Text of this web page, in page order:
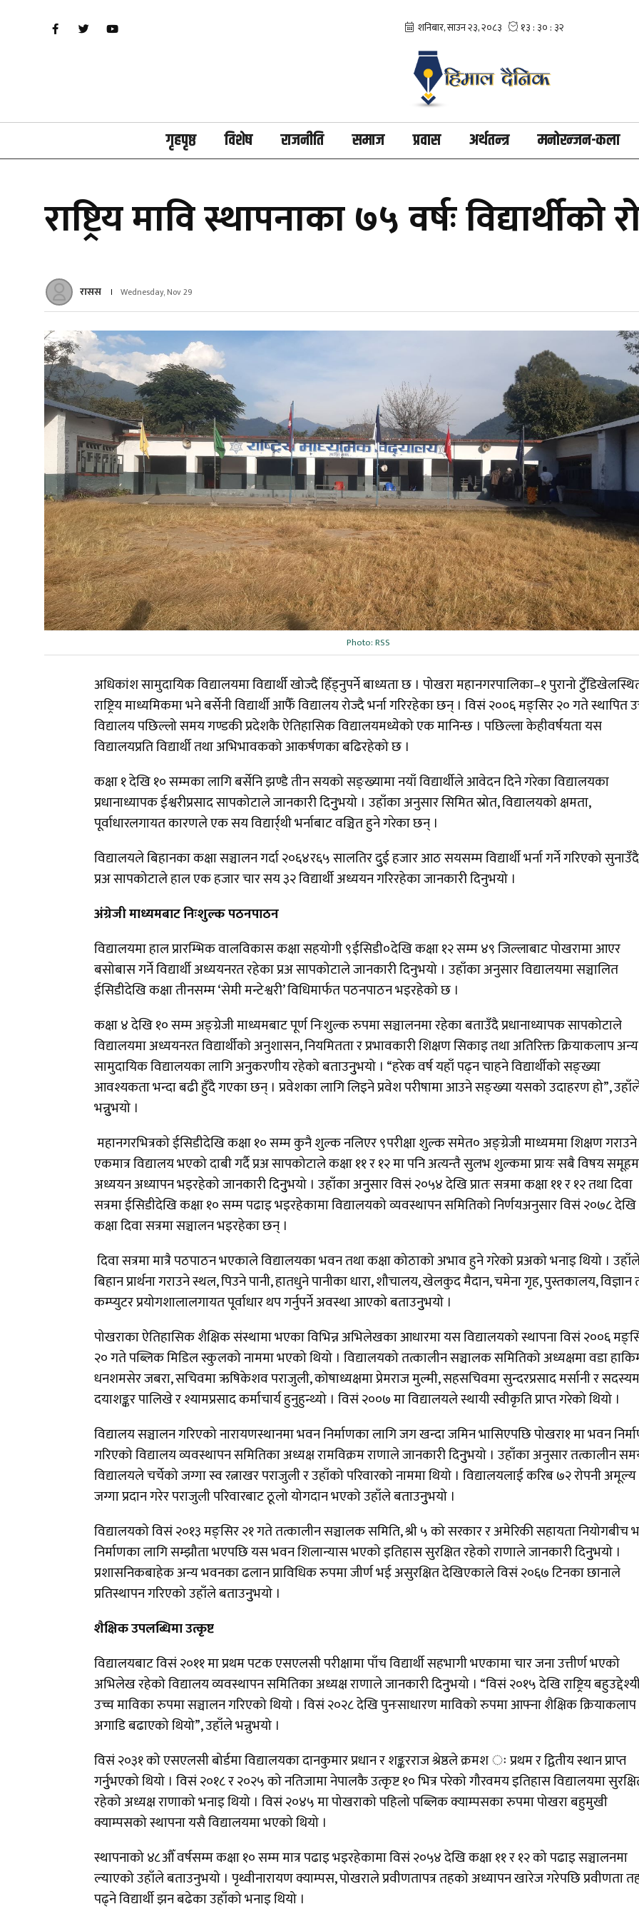
गृहपृष्ठ विशेष राजनीति समाज प्रवास अर्थतन्त्र मनोरन्जन-कला
राष्ट्रिय मावि स्थापनाका ७५ वर्षः विद्यार्थीको
रासस Wednesday, Nov 29
Photo: RSS
अधिकांश सामुदायिक विद्यालयमा विद्यार्थी खोज्दै हिँड्नुपर्ने बाध्यता छ । पोखरा महानगरपालिका–१ पुरानो
राष्ट्रिय माध्यमिकमा भने बर्सेनी विद्यार्थी आफैँ विद्यालय रोज्दै भर्ना गरिरहेका छन् । विसं २००६ मङ्सिर २० गते स्थापित
विद्यालय पछिल्लो समय गण्डकी प्रदेशकै ऐतिहासिक विद्यालयमध्येको एक मानिन्छ । पछिल्ला केहीवर्षयता यस
विद्यालयप्रति विद्यार्थी तथा अभिभावकको आकर्षणका बढिरहेको छ ।
कक्षा १ देखि १० सम्मका लागि बर्सेनि झण्डै तीन सयको सङ्ख्यामा नयाँ विद्यार्थीले आवेदन दिने गरेका विद्यालयका
प्रधानाध्यापक ईश्वरीप्रसाद सापकोटाले जानकारी दिनुुभयो । उहाँका अनुसार सिमित स्रोत, विद्यालयको क्षमता,
पूर्वाधारलगायत कारणले एक सय विद्यार्र्थी भर्नाबाट वञ्चित हुने गरेका छन् ।
विद्यालयले बिहानका कक्षा सञ्चालन गर्दा २०६४र६५ सालतिर दुुई हजार आठ सयसम्म विद्यार्थी भर्ना गर्ने गरिएको सुनाउँदै
प्रअ सापकोटाले हाल एक हजार चार सय ३२ विद्यार्थी अध्ययन गरिरहेका जानकारी दिनुभयो ।
अंग्रेजी माध्यमबाट निःशुल्क पठनपाठन
विद्यालयमा हाल प्रारम्भिक वालविकास कक्षा सहयोगी ९ईसिडी०देखि कक्षा १२ सम्म ४९ जिल्लाबाट पोखरामा आएर
बसोबास गर्ने विद्यार्थी अध्ययनरत रहेका प्रअ सापकोटाले जानकारी दिनुभयो । उहाँका अनुसार विद्यालयमा सञ्चालित
ईसिडीदेखि कक्षा तीनसम्म ‘सेमी मन्टेश्वरी’ विधिमार्फत पठनपाठन भइरहेको छ ।
कक्षा ४ देखि १० सम्म अङ्ग्रेजी माध्यमबाट पूर्ण निःशुल्क रुपमा सञ्चालनमा रहेका बताउँदै प्रधानाध्यापक सापकोटाले
विद्यालयमा अध्ययनरत विद्यार्थीको अनुशासन, नियमितता र प्रभावकारी शिक्षण सिकाइ तथा अतिरिक्त क्रियाकलाप अन्य
सामुदायिक विद्यालयका लागि अनुकरणीय रहेको बताउनुुभयो । “हरेक वर्ष यहाँ पढ्न चाहने विद्यार्थीको सङ्ख्या
आवश्यकता भन्दा बढी हुँदै गएका छन् । प्रवेशका लागि लिइने प्रवेश परीषामा आउने सङ्ख्या यसको उदाहरण हो”,
भन्नुुभयो ।
महानगरभित्रको ईसिडीदेखि कक्षा १० सम्म कुनै शुल्क नलिएर ९परीक्षा शुल्क समेत० अङ्ग्रेजी माध्यममा शिक्षण गराउने
एकमात्र विद्यालय भएको दाबी गर्दै प्रअ सापकोटाले कक्षा ११ र १२ मा पनि अत्यन्तै सुलभ शुल्कमा प्रायः सबै विषय
अध्ययन अध्यापन भइरहेको जानकारी दिनुुभयो । उहाँका अनुुसार विसं २०५४ देखि प्रातः सत्रमा कक्षा ११ र १२ तथा दिवा
सत्रमा ईसिडीदेखि कक्षा १० सम्म पढाइ भइरहेकामा विद्यालयको व्यवस्थापन समितिको निर्णयअनुसार विसं २०७८
कक्षा दिवा सत्रमा सञ्चालन भइरहेका छन् ।
दिवा सत्रमा मात्रै पठपाठन भएकाले विद्यालयका भवन तथा कक्षा कोठाको अभाव हुने गरेको प्रअको भनाइ थियो ।
बिहान प्रार्थना गराउने स्थल, पिउने पानी, हातधुने पानीका धारा, शौचालय, खेलकुद मैदान, चमेना गृह, पुस्तकालय, विज्ञान
कम्प्युटर प्रयोगशालालगायत पूर्वाधार थप गर्नुपर्ने अवस्था आएको बताउनुुभयो ।
पोखराका ऐतिहासिक शैक्षिक संस्थामा भएका विभिन्न अभिलेखका आधारमा यस विद्यालयको स्थापना विसं २००६
२० गते पब्लिक मिडिल स्कुलको नाममा भएको थियो । विद्यालयको तत्कालीन सञ्चालक समितिको अध्यक्षमा वडा
धनशमसेर जबरा, सचिवमा ऋषिकेशव पराजुली, कोषाध्यक्षमा प्रेमराज मुल्मी, सहसचिवमा सुन्दरप्रसाद मर्सानी र
दयाशङ्कर पालिखे र श्यामप्रसाद कर्माचार्य हुनुहुन्थ्यो । विसं २००७ मा विद्यालयले स्थायी स्वीकृति प्राप्त गरेको थियो ।
विद्यालय सञ्चालन गरिएको नारायणस्थानमा भवन निर्माणका लागि जग खन्दा जमिन भासिएपछि पोखरा१ मा भवन
गरिएको विद्यालय व्यवस्थापन समितिका अध्यक्ष रामविक्रम राणाले जानकारी दिनुुभयो । उहाँका अनुसार तत्कालीन
विद्यालयले चर्चेको जग्गा स्व रत्नाखर पराजुली र उहाँको परिवारको नाममा थियो । विद्यालयलाई करिब ७२ रोपनी अमूल्य
जग्गा प्रदान गरेर पराजुली परिवारबाट ठूलो योगदान भएको उहाँले बताउनुुभयो ।
विद्यालयको विसं २०१३ मङ्सिर २१ गते तत्कालीन सञ्चालक समिति, श्री ५ को सरकार र अमेरिकी सहायता नियोगबीच
निर्माणका लागि सम्झौता भएपछि यस भवन शिलान्यास भएको इतिहास सुरक्षित रहेको राणाले जानकारी दिनुुभयो ।
प्रशासनिकबाहेक अन्य भवनका ढलान प्राविधिक रुपमा जीर्ण भई असुरक्षित देखिएकाले विसं २०६७ टिनका छानाले
प्रतिस्थापन गरिएको उहाँले बताउनुुभयो ।
शैक्षिक उपलब्धिमा उत्कृष्ट
विद्यालयबाट विसं २०११ मा प्रथम पटक एसएलसी परीक्षामा पाँच विद्यार्थी सहभागी भएकामा चार जना उत्तीर्ण भएको
अभिलेख रहेको विद्यालय व्यवस्थापन समितिका अध्यक्ष राणाले जानकारी दिनुुभयो । “विसं २०१५ देखि राष्ट्रिय
उच्च माविका रुपमा सञ्चालन गरिएको थियो । विसं २०२८ देखि पुनःसाधारण माविको रुपमा आफ्ना शैक्षिक क्रियाकलाप
अगाडि बढाएको थियो”, उहाँले भन्नुभयो ।
विसं २०३१ को एसएलसी बोर्डमा विद्यालयका दानकुमार प्रधान र शङ्करराज श्रेष्ठले क्रमश ः प्रथम र द्वितीय स्थान प्राप्त
गर्नुुभएको थियो । विसं २०१८ र २०२५ को नतिजामा नेपालकै उत्कृष्ट १० भित्र परेको गौरवमय इतिहास विद्यालयमा
रहेको अध्यक्ष राणाको भनाइ थियो । विसं २०४५ मा पोखराको पहिलो पब्लिक क्याम्पसका रुपमा पोखरा बहुमुखी
क्याम्पसको स्थापना यसै विद्यालयमा भएको थियो ।
स्थापनाको ४८औँ वर्षसम्म कक्षा १० सम्म मात्र पढाइ भइरहेकामा विसं २०५४ देखि कक्षा ११ र १२ को पढाइ सञ्चालनमा
ल्याएको उहाँले बताउनुभयो । पृथ्वीनारायण क्याम्पस, पोखराले प्रवीणतापत्र तहको अध्यापन खारेज गरेपछि प्रवीणता
पढ्ने विद्यार्थी झन बढेका उहाँको भनाइ थियो ।